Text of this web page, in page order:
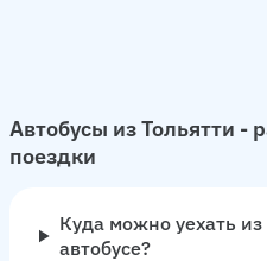
Автобусы из Тольятти -
поездки
Куда можно уехать из
автобусе?